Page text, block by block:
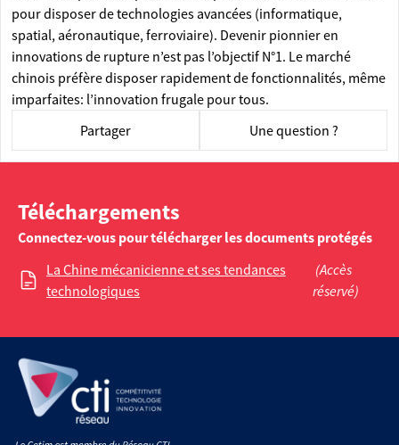
pour disposer de technologies avancées (informatique,
spatial, aéronautique, ferroviaire). Devenir pionnier en
innovations de rupture n’est pas l’objectif N°1. Le marché
chinois préfère disposer rapidement de fonctionnalités, même
imparfaites: l’innovation frugale pour tous.
Partager
Une question ?
Téléchargements
Connectez-vous pour télécharger les documents protégés
La Chine mécanicienne et ses tendances
technologiques
(Accès
réservé)